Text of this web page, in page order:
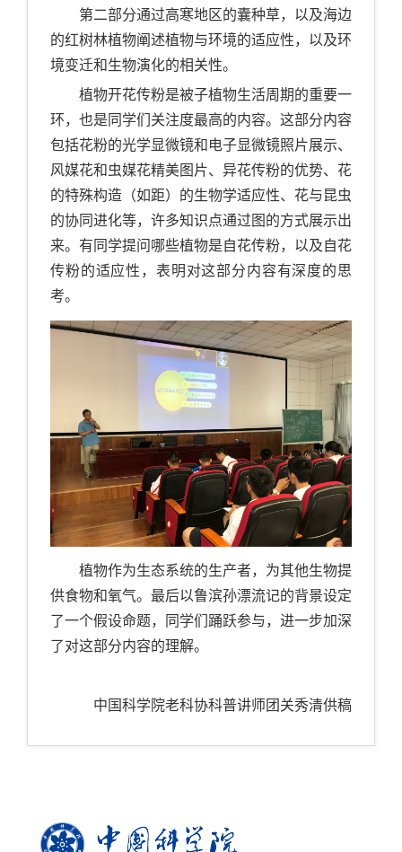
第二部分通过高寒地区的囊种草，以及海边
的红树林植物阐述植物与环境的适应性，以及环
境变迁和生物演化的相关性。
植物开花传粉是被子植物生活周期的重要一
环，也是同学们关注度最高的内容。这部分内容
包括花粉的光学显微镜和电子显微镜照片展示、
风媒花和虫媒花精美图片、异花传粉的优势、花
的特殊构造（如距）的生物学适应性、花与昆虫
的协同进化等，许多知识点通过图的方式展示出
来。有同学提问哪些植物是自花传粉，以及自花
传粉的适应性，表明对这部分内容有深度的思
考。
植物作为生态系统的生产者，为其他生物提
供食物和氧气。最后以鲁滨孙漂流记的背景设定
了一个假设命题，同学们踊跃参与，进一步加深
了对这部分内容的理解。
中国科学院老科协科普讲师团关秀清供稿